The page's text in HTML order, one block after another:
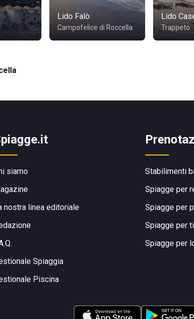
Lido Falò
Campofelice di Roccella
Lido
Trappeto
siamo
nostra linea editoriale
Spiaggia
Piscina
Stabilimenti
Spiagge per
Spiagge per
Spiagge per
Spiagge per